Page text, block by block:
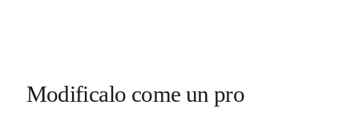
Modificalo come un pro